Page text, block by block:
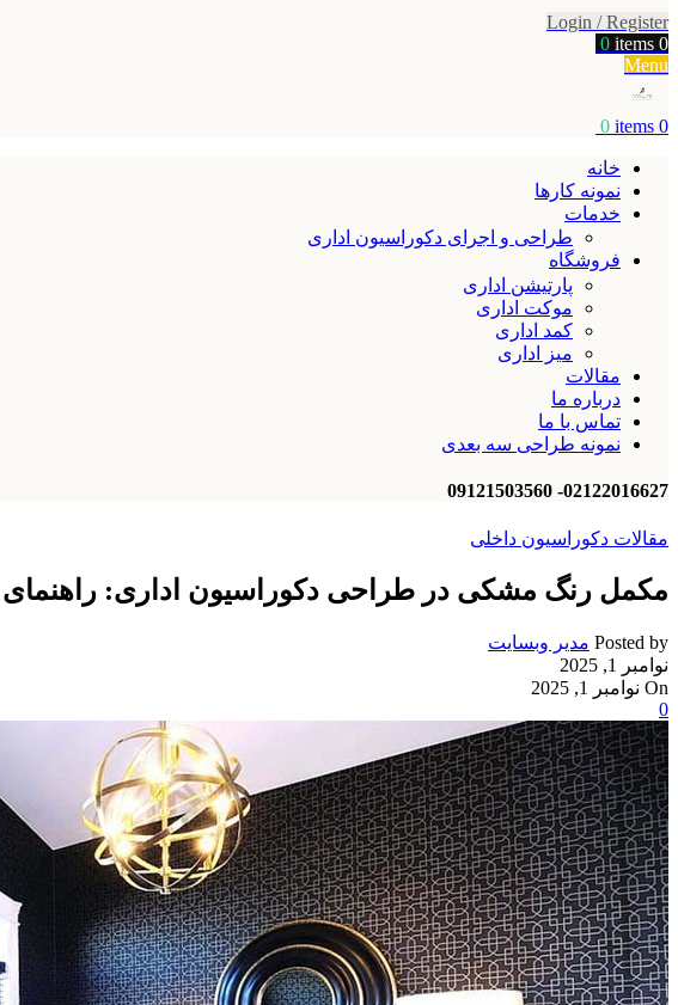
Login / Register
0
items
0
Menu
0
items
0
خانه
نمونه کارها
خدمات
طراحی و اجرای دکوراسیون اداری
فروشگاه
پارتیشن اداری
موکت اداری
کمد اداری
میز اداری
مقالات
درباره ما
تماس با ما
نمونه طراحی سه بعدی
02122016627- 09121503560
مقالات دکوراسیون داخلی
مکمل رنگ مشکی در طراحی دکوراسیون اداری:
Posted by مدیر وبسایت
نوامبر 1, 2025
On نوامبر 1, 2025
0